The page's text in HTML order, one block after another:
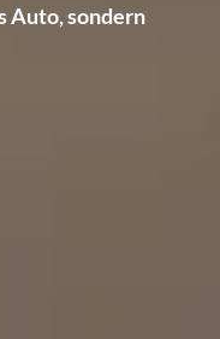
Auto, sondern